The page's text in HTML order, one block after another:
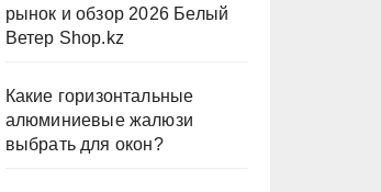
рынок и обзор 2026 Белый
Ветер Shop.kz
Какие горизонтальные
алюминиевые жалюзи
выбрать для окон?